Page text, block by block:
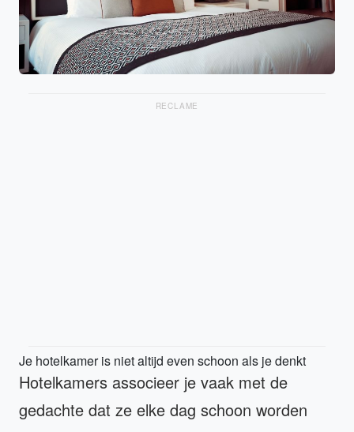
RECLAME
Je hotelkamer is niet altijd even schoon als je denkt
Hotelkamers associeer je vaak met de
gedachte dat ze elke dag schoon worden